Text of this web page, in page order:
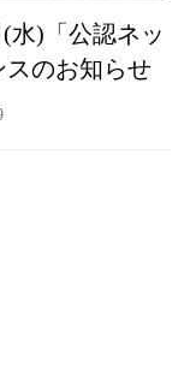
(水)「公認ネッ
スのお知らせ